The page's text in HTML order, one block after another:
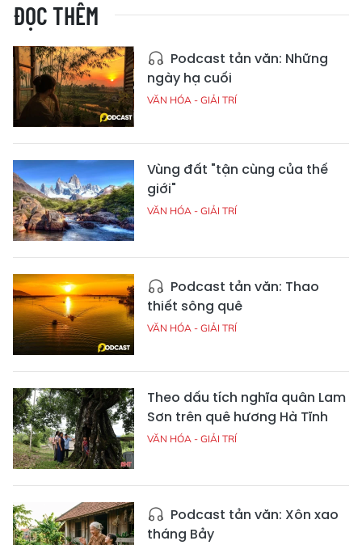
ĐỌC THÊM
Podcast tản văn: Những
ngày hạ cuối
VĂN HÓA - GIẢI TRÍ
Vùng đất "tận cùng của thế
giới"
VĂN HÓA - GIẢI TRÍ
Podcast tản văn: Thao
thiết sông quê
VĂN HÓA - GIẢI TRÍ
Theo dấu tích nghĩa quân Lam
Sơn trên quê hương Hà Tĩnh
VĂN HÓA - GIẢI TRÍ
Podcast tản văn: Xôn xao
tháng Bảy